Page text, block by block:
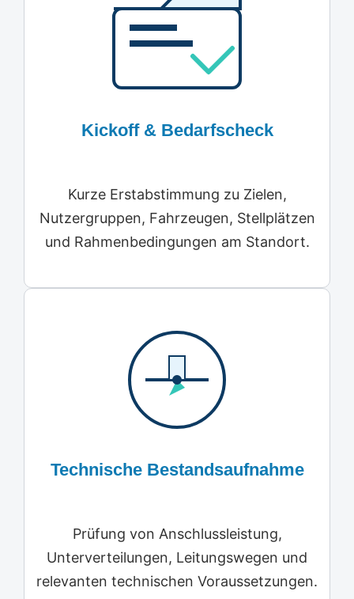
Kickoff & Bedarfscheck
Kurze Erstabstimmung zu Zielen,
Nutzergruppen, Fahrzeugen, Stellplätzen
und Rahmenbedingungen am Standort.
Technische Bestandsaufnahme
Prüfung von Anschlussleistung,
Unterverteilungen, Leitungswegen und
relevanten technischen Voraussetzungen.